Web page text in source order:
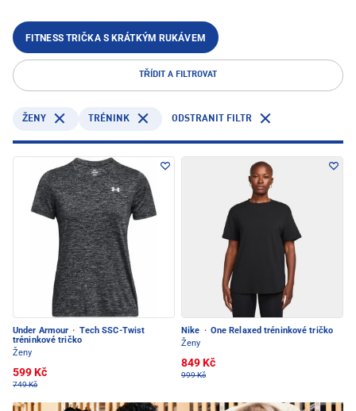
FITNESS TRIČKA S KRÁTKÝM RUKÁVEM
TŘÍDIT A FILTROVAT
ŽENY TRÉNINK ODSTRANIT FILTR
Under Armour · Tech SSC-Twist
tréninkové tričko
Ženy
599 Kč
749 Kč
Nike · One Relaxed tréninkové tričko
Ženy
849 Kč
999 Kč